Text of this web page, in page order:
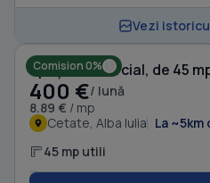
Vezi
Comision 0%
Spațiu comercial, de 45
400 €/ lună
8.89 € / mp
Cetate, Alba Iulia La
45 mp utili